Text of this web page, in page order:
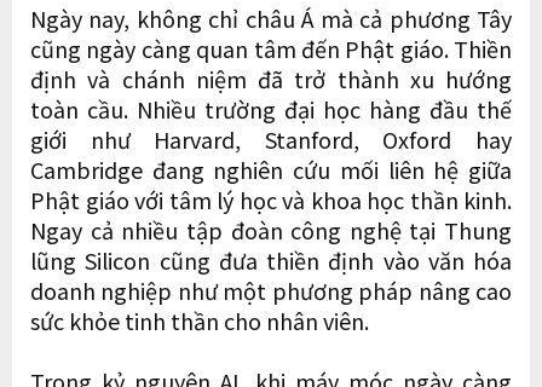
Ngày nay, không chỉ châu Á mà cả phương Tây
cũng ngày càng quan tâm đến Phật giáo. Thiền
định và chánh niệm đã trở thành xu hướng
toàn cầu. Nhiều trường đại học hàng đầu thế
giới như Harvard, Stanford, Oxford hay
Cambridge đang nghiên cứu mối liên hệ giữa
Phật giáo với tâm lý học và khoa học thần kinh.
Ngay cả nhiều tập đoàn công nghệ tại Thung
lũng Silicon cũng đưa thiền định vào văn hóa
doanh nghiệp như một phương pháp nâng cao
sức khỏe tinh thần cho nhân viên.